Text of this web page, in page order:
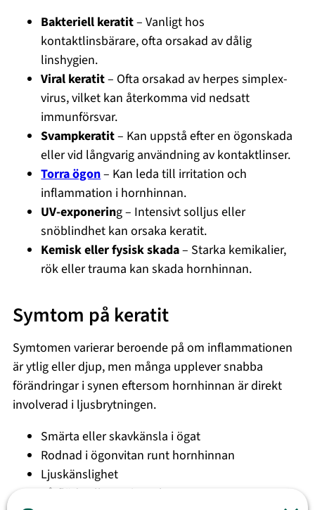
Bakteriell keratit– Vanligt hos
kontaktlinsbärare, ofta orsakad av dålig
linshygien.
Viral keratit– Ofta orsakad av herpes simplex-
virus, vilket kan återkomma vid nedsatt
immunförsvar.
Svampkeratit– Kan uppstå efter en ögonskada
eller vid långvarig användning av kontaktlinser.
Torra ögon– Kan leda till irritation och
inflammation i hornhinnan.
UV-exponering – Intensivt solljus eller
snöblindhet kan orsaka keratit.
Kemisk eller fysisk skada– Starka kemikalier,
rök eller trauma kan skada hornhinnan.
Symtom på keratit
Symtomen varierar beroende på om inflammationen
är ytlig eller djup, men många upplever snabba
förändringar i synen eftersom hornhinnan är direkt
involverad i ljusbrytningen.
Smärta eller skavkänsla i ögat
Rodnad i ögonvitan runt hornhinnan
Ljuskänslighet
Tårflöde eller varigt sekret